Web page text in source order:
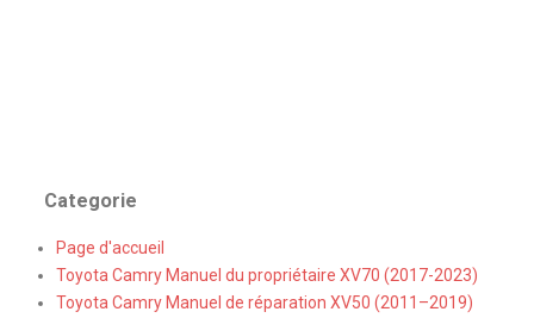
Categorie
Page d'accueil
Toyota Camry Manuel du propriétaire XV70 (2017-2023)
Toyota Camry Manuel de réparation XV50 (2011–2019)